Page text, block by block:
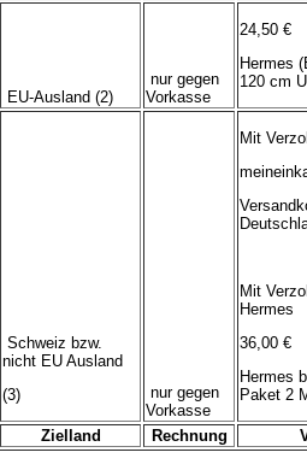
Zielland Rechnung
EU-Ausland (2)
nur gegen
Vorkasse
24,50 €
Hermes
120 cm
Schweiz bzw.
nicht EU Ausland
(3)
nur gegen
Vorkasse
Mit
Mit
Hermes
36,00 €
Hermes
Paket 2